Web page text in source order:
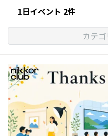
1日イベント 2件
カテ